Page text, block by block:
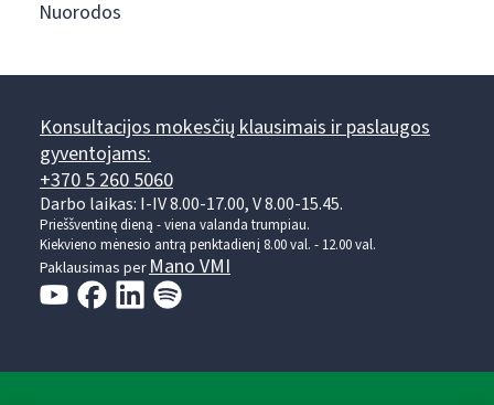
Nuorodos
Konsultacijos mokesčių klausimais ir paslaugos
gyventojams:
+370 5 260 5060
Darbo laikas: I-IV 8.00-17.00, V 8.00-15.45.
Prieššventinę dieną - viena valanda trumpiau.
Kiekvieno mėnesio antrą penktadienį 8.00 val. - 12.00 val.
Paklausimas per Mano VMI